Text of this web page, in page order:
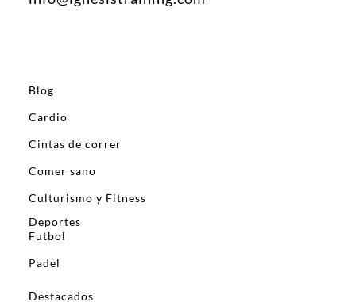
Blog
Cardio
Cintas de correr
Comer sano
Culturismo y Fitness
Deportes
Futbol
Padel
Destacados